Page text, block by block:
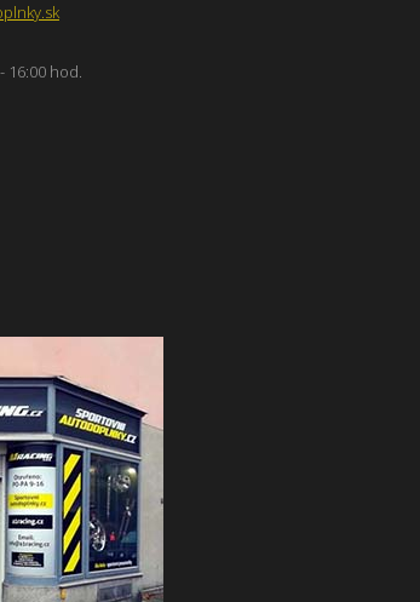
16:00 hod.